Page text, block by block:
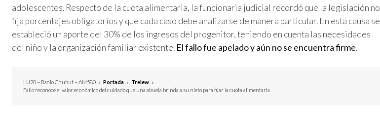
adolescentes. Respecto de la cuota alimentaria, la funcionaria judicial recordó que la legislación no
fija porcentajes obligatorios y que cada caso debe analizarse de manera particular. En esta causa se
estableció un aporte del 30% de los ingresos del progenitor, teniendo en cuenta las necesidades
del niño y la organización familiar existente. El fallo fue apelado y aún no se encuentra firme.
LU20 – Radio Chubut – AM580 » Portada » Trelew »
Fallo reconoce el valor económico del cuidado que una abuela brinda a su nieto para fijar la cuota alimentaria